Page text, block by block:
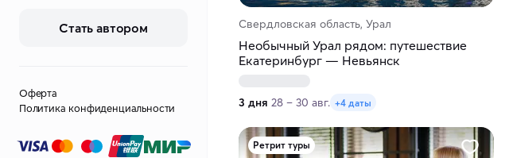
Стать автором
Оферта
Политика конфиденциальности
Свердловская область, Урал
Необычный Урал рядом: путешествие
Екатеринбург — Невьянск
3 дня 28 – 30 авг. +4 даты
Ретрит туры